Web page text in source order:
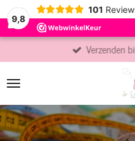
9,8
101
Verzenden